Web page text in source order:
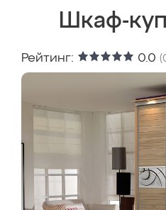
Шкаф-
Рейтинг: 0.0 (